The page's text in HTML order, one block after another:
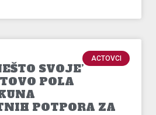
ACTOVCI
SVOJE’
POLA
POTPORA ZA